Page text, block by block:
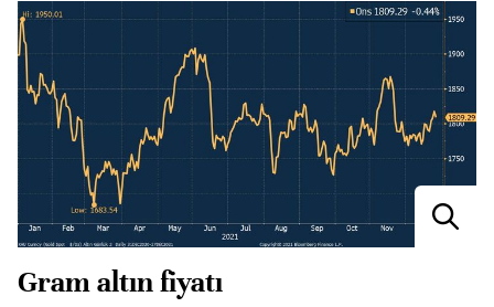
Gram altın fiyatı